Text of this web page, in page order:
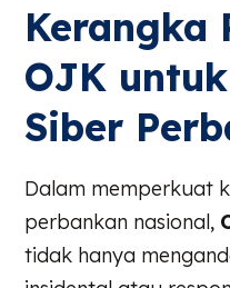
Kerangka
OJK
Siber
Dalam memperkuat
perbankan nasional,
tidak hanya